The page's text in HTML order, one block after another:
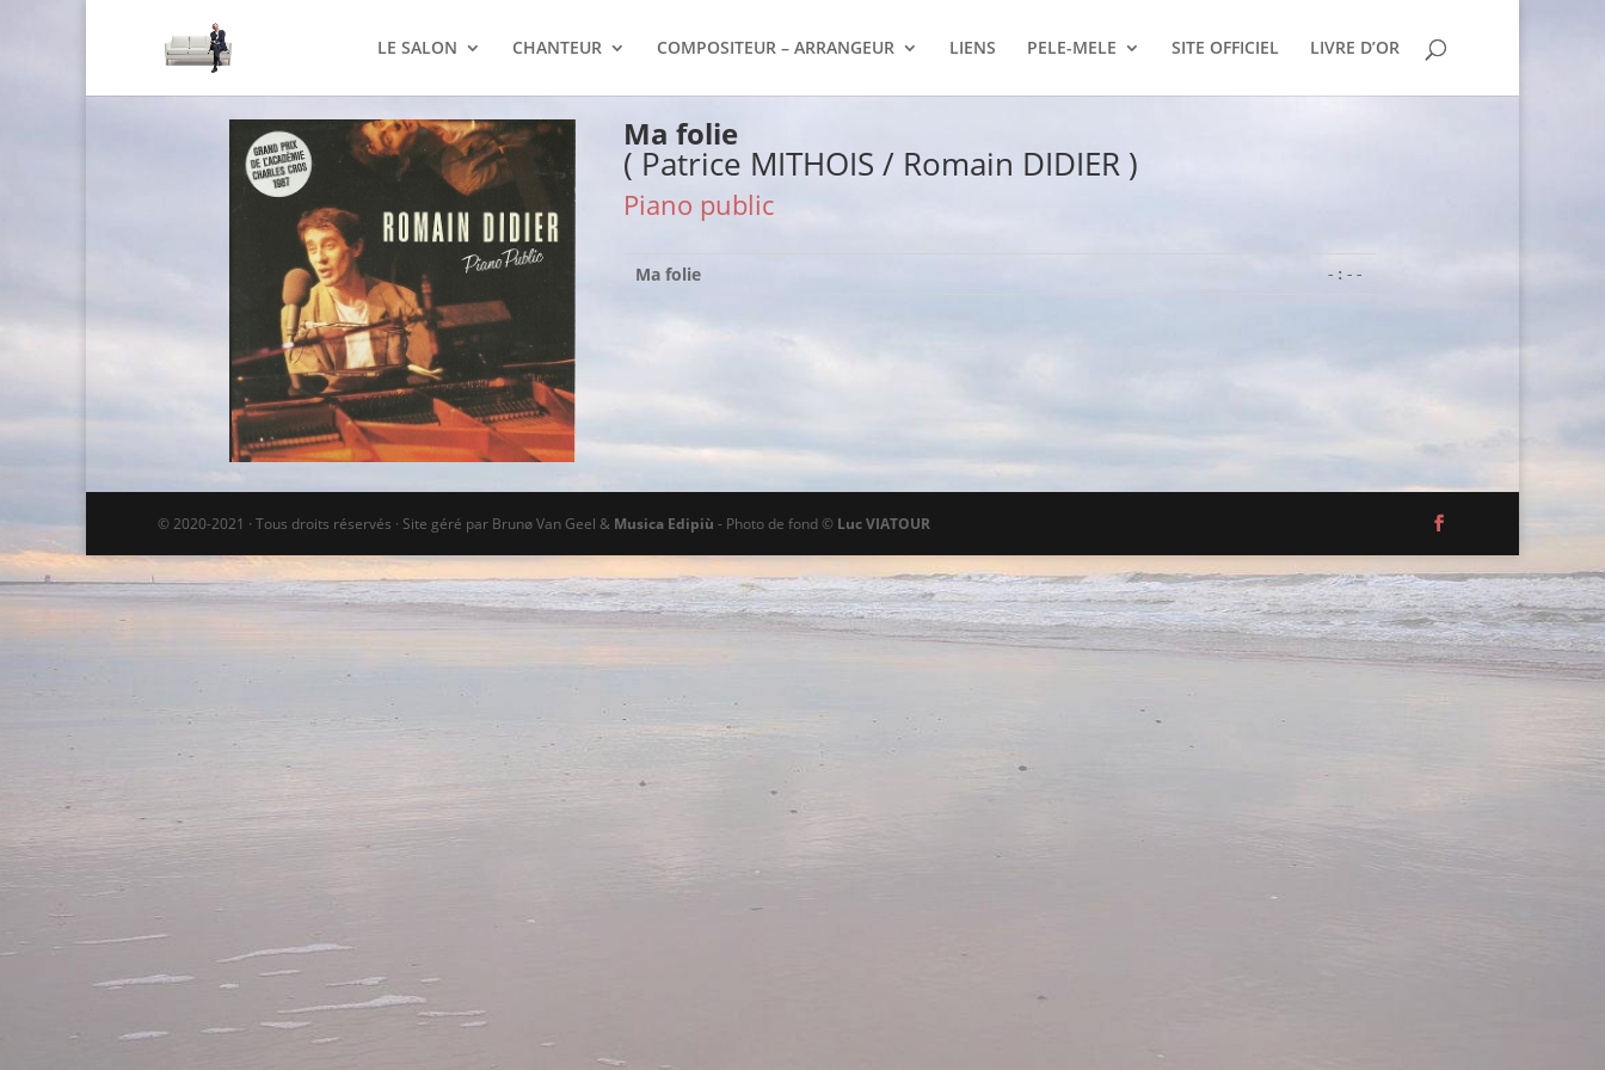
LE SALON CHANTEUR COMPOSITEUR – ARRANGEUR LIENS PELE-MELE SITE OFFICIEL LIVRE D’OR
Ma folie
( Patrice MITHOIS / Romain DIDIER )
Piano public
Ma folie -:--
© 2020-2021 · Tous droits réservés · Site géré par Brunø Van Geel & Musica Edipiù - Photo de fond © Luc VIATOUR